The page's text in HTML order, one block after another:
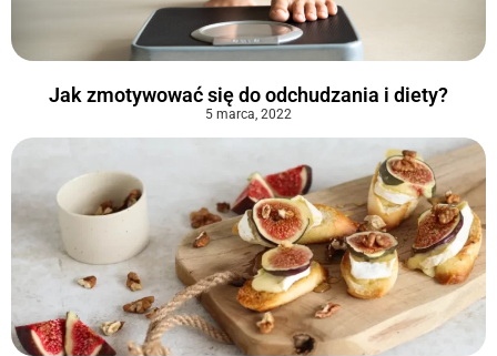
Jak zmotywować się do odchudzania i diety?
5 marca, 2022